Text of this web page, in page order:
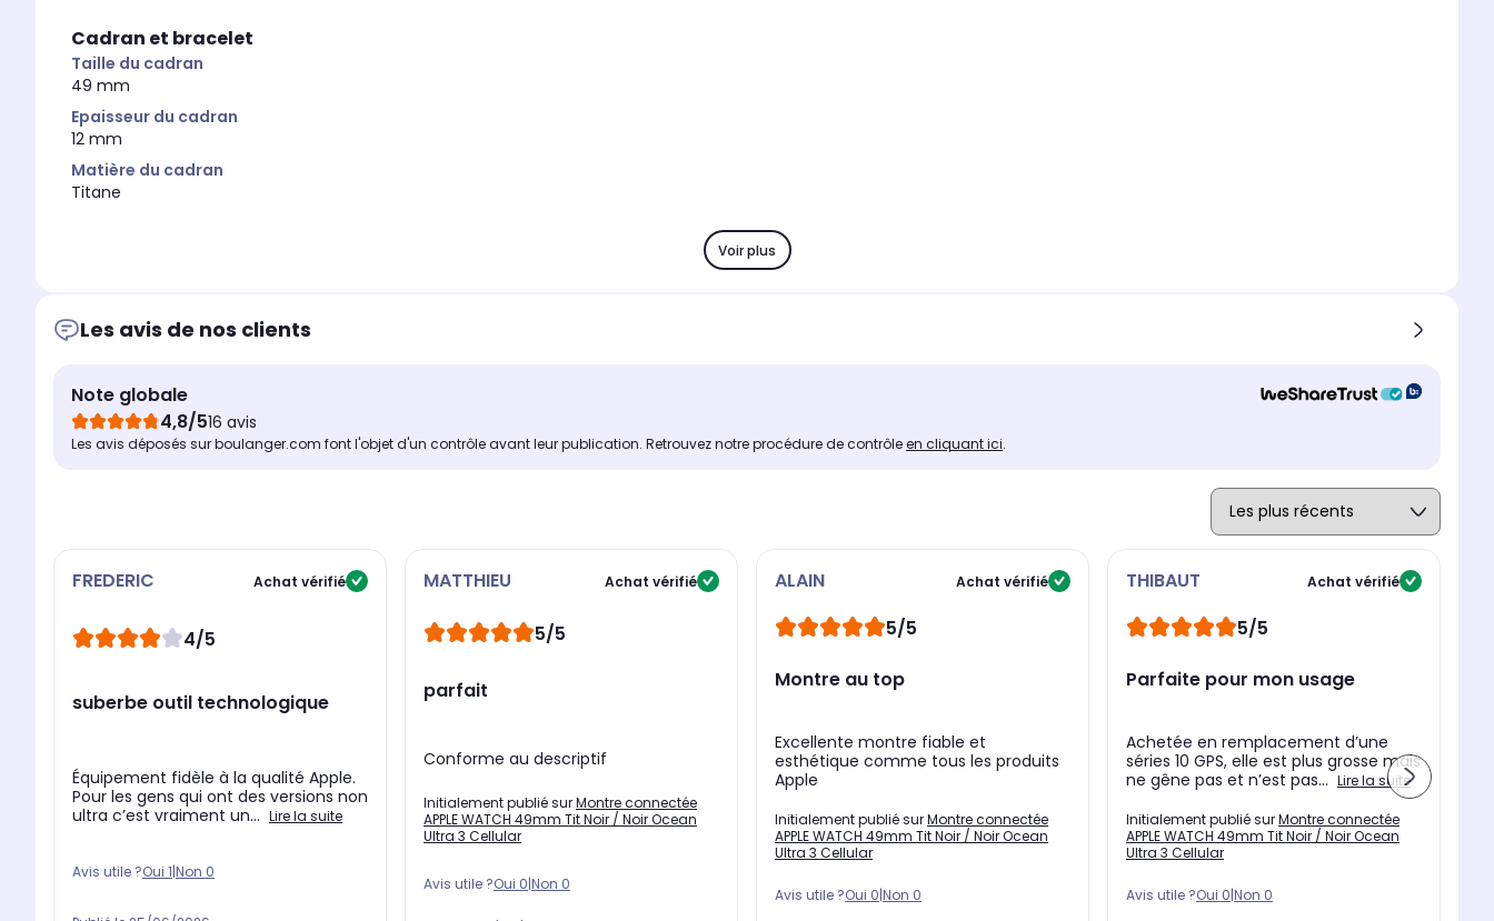
Cadran et bracelet
Taille du cadran
49 mm
Epaisseur du cadran
12 mm
Matière du cadran
Titane
Voir plus
Les avis de nos clients
Note globale
4,8/516 avis
Les avis déposés sur boulanger.com font l'objet d'un contrôle avant leur publication. Retrouvez notre procédure de contrôleen cliquant ici.
FREDERIC Achat vérifié
4/5
suberbe outil technologique
Équipement fidèle à la qualité Apple.
Pour les gens qui ont des versions non
ultra c’est vraiment un... Lire la suite
Avis utile ?Oui 1|Non 0
MATTHIEU Achat vérifié
5/5
parfait
Conforme au descriptif
Initialement publié surMontre connectée
APPLE WATCH 49mm Tit Noir / Noir Ocean
Ultra 3 Cellular
Avis utile ?Oui 0|Non 0
ALAIN Achat vérifié
5/5
Montre au top
Excellente montre fiable et
esthétique comme tous les produits
Apple
Initialement publié surMontre connectée
APPLE WATCH 49mm Tit Noir / Noir Ocean
Ultra 3 Cellular
Avis utile ?Oui 0|Non 0
THIBAUT Achat vérifié
5/5
Parfaite pour mon usage
Achetée en remplacement d’une
séries 10 GPS, elle est plus grosse mais
ne gêne pas et n’est pas... Lire la suite
Initialement publié surMontre connectée
APPLE WATCH 49mm Tit Noir / Noir Ocean
Ultra 3 Cellular
Avis utile ?Oui 0|Non 0